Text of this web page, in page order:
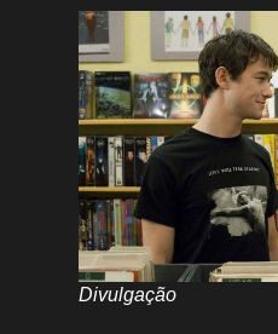
Divulgação